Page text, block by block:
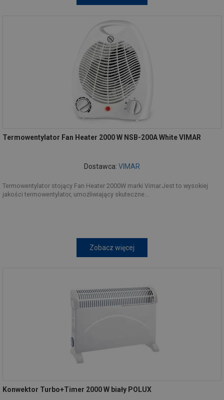
Termowentylator Fan Heater 2000 W NSB-200A White VIMAR
Dostawca: VIMAR
Termowentylator stojący Fan Heater 2000W marki Vimar.Jest to wysokiej
jakości termowentylator, umożliwiający skuteczne...
Zobacz więcej
Konwektor Turbo+Timer 2000 W biały POLUX